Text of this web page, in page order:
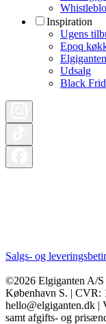
Inspiration
Ugens
Epoq
Udsalg
Black
Salgs- og
©2026 Elgiganten A/S
København S. | CVR:
hello@elgiganten.dk |
samt afgifts- og